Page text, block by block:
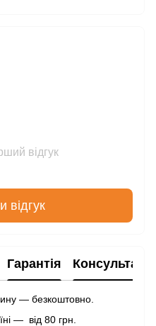
відгук
відгук
Гарантія Консультація
— безкоштовно.
— від 80 грн.